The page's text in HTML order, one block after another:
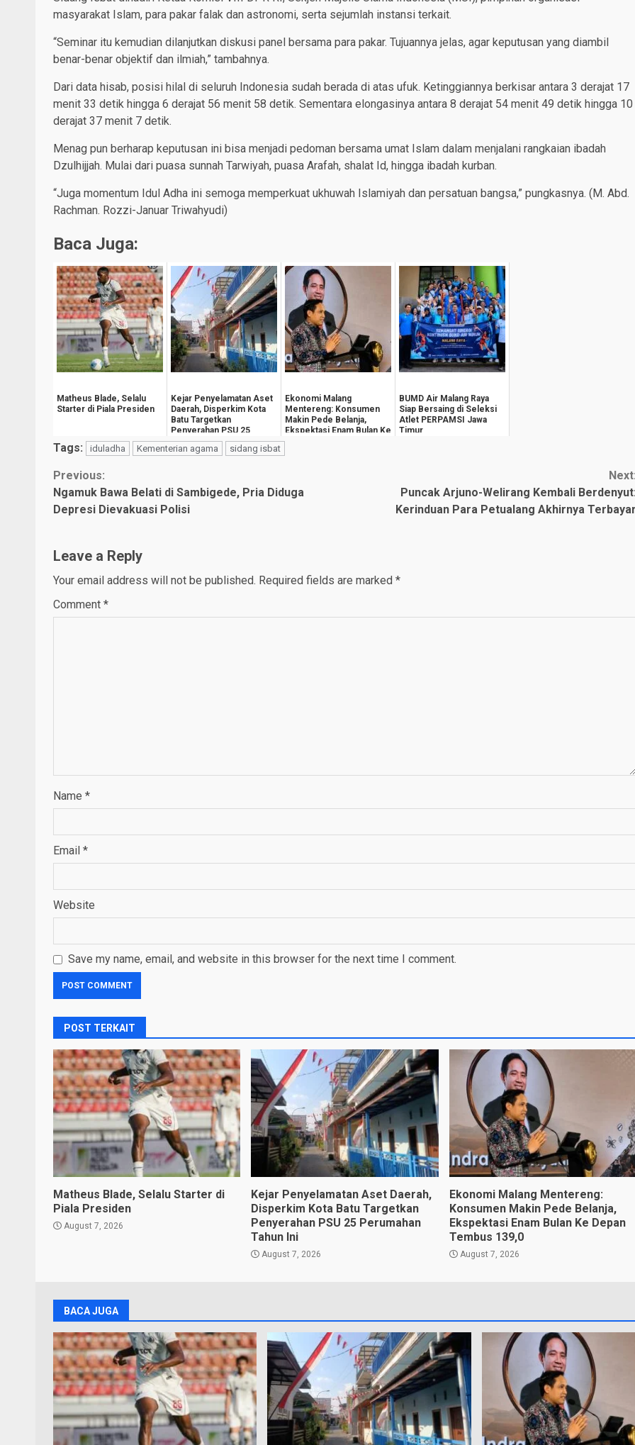
masyarakat Islam, para pakar falak dan astronomi, serta sejumlah instansi terkait.
“Seminar itu kemudian dilanjutkan diskusi panel bersama para pakar. Tujuannya jelas, agar keputusan yang diambil
benar-benar objektif dan ilmiah,” tambahnya.
Dari data hisab, posisi hilal di seluruh Indonesia sudah berada di atas ufuk. Ketinggiannya berkisar antara 3 derajat 17
menit 33 detik hingga 6 derajat 56 menit 58 detik. Sementara elongasinya antara 8 derajat 54 menit 49 detik hingga 10
derajat 37 menit 7 detik.
Menag pun berharap keputusan ini bisa menjadi pedoman bersama umat Islam dalam menjalani rangkaian ibadah
Dzulhijjah. Mulai dari puasa sunnah Tarwiyah, puasa Arafah, shalat Id, hingga ibadah kurban.
“Juga momentum Idul Adha ini semoga memperkuat ukhuwah Islamiyah dan persatuan bangsa,” pungkasnya. (M. Abd.
Rachman. Rozzi-Januar Triwahyudi)
Baca Juga:
Matheus Blade, Selalu
Starter di Piala Presiden
Kejar Penyelamatan Aset
Daerah, Disperkim Kota
Batu Targetkan
Penyerahan PSU 25
Perumahan Tahun Ini
Ekonomi Malang
Mentereng: Konsumen
Makin Pede Belanja,
Ekspektasi Enam Bulan Ke
BUMD Air Malang Raya
Siap Bersaing di Seleksi
Atlet PERPAMSI Jawa
Timur
Tags: iduladha Kementerian agama sidang isbat
Continue
Reading
Previous:
Ngamuk Bawa Belati di Sambigede, Pria Diduga
Depresi Dievakuasi Polisi
Puncak Arjuno-Welirang Kembali
Kerinduan Para Petualang Akhirnya
Leave a Reply
Your email address will not be published. Required fields are marked *
Comment *
Name *
Email *
Website
Save my name, email, and website in this browser for the next time I comment.
POST TERKAIT
Matheus Blade, Selalu Starter di
Piala Presiden
August 7, 2026
Kejar Penyelamatan Aset Daerah,
Disperkim Kota Batu Targetkan
Penyerahan PSU 25 Perumahan
Tahun Ini
August 7, 2026
Ekonomi Malang Mentereng:
Konsumen Makin Pede Belanja,
Ekspektasi Enam Bulan Ke Depan
Tembus 139,0
August 7, 2026
BACA JUGA